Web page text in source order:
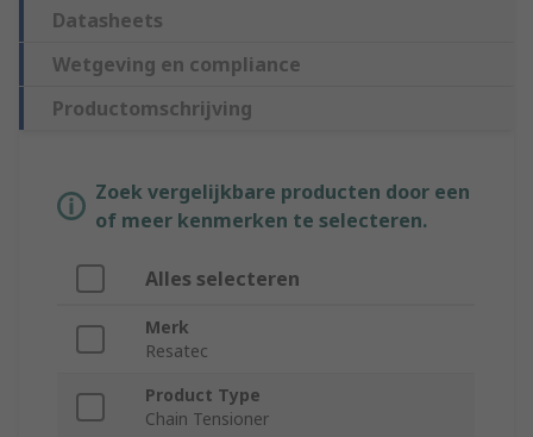
Datasheets
Wetgeving en compliance
Productomschrijving
Zoek vergelijkbare producten door een
of meer kenmerken te selecteren.
Alles selecteren
Merk
Resatec
Product Type
Chain Tensioner